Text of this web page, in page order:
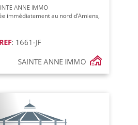
ANNE IMMO
immédiatement au nord d'Amiens,
REF: 1661-JF
SAINTE ANNE IMMO